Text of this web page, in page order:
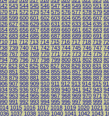
543 544 545 546 547 548 549 550 551
571 572 573 574 575 576 577 578 579
599 600 601 602 603 604 605 606 607
627 628 629 630 631 632 633 634 635
655 656 657 658 659 660 661 662 663
683 684 685 686 687 688 689 690 691
711 712 713 714 715 716 717 718 719
739 740 741 742 743 744 745 746 747
767 768 769 770 771 772 773 774 775
795 796 797 798 799 800 801 802 803
823 824 825 826 827 828 829 830 831
851 852 853 854 855 856 857 858 859
879 880 881 882 883 884 885 886 887
907 908 909 910 911 912 913 914 915
935 936 937 938 939 940 941 942 943
963 964 965 966 967 968 969 970 971
991 992 993 994 995 996 997 998 999
1015 1016 1017 1018 1019 1020 1021
1037 1038 1039 1040 1041 1042 1043